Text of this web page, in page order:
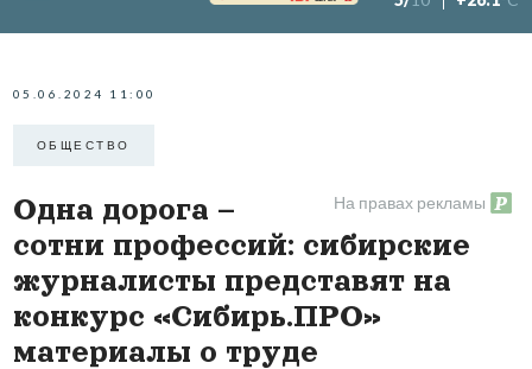
05.06.2024 11:00
ОБЩЕСТВО
На правах рекламы
Одна дорога –
сотни профессий: сибирские
журналисты представят на
конкурс «Сибирь.ПРО»
материалы о труде